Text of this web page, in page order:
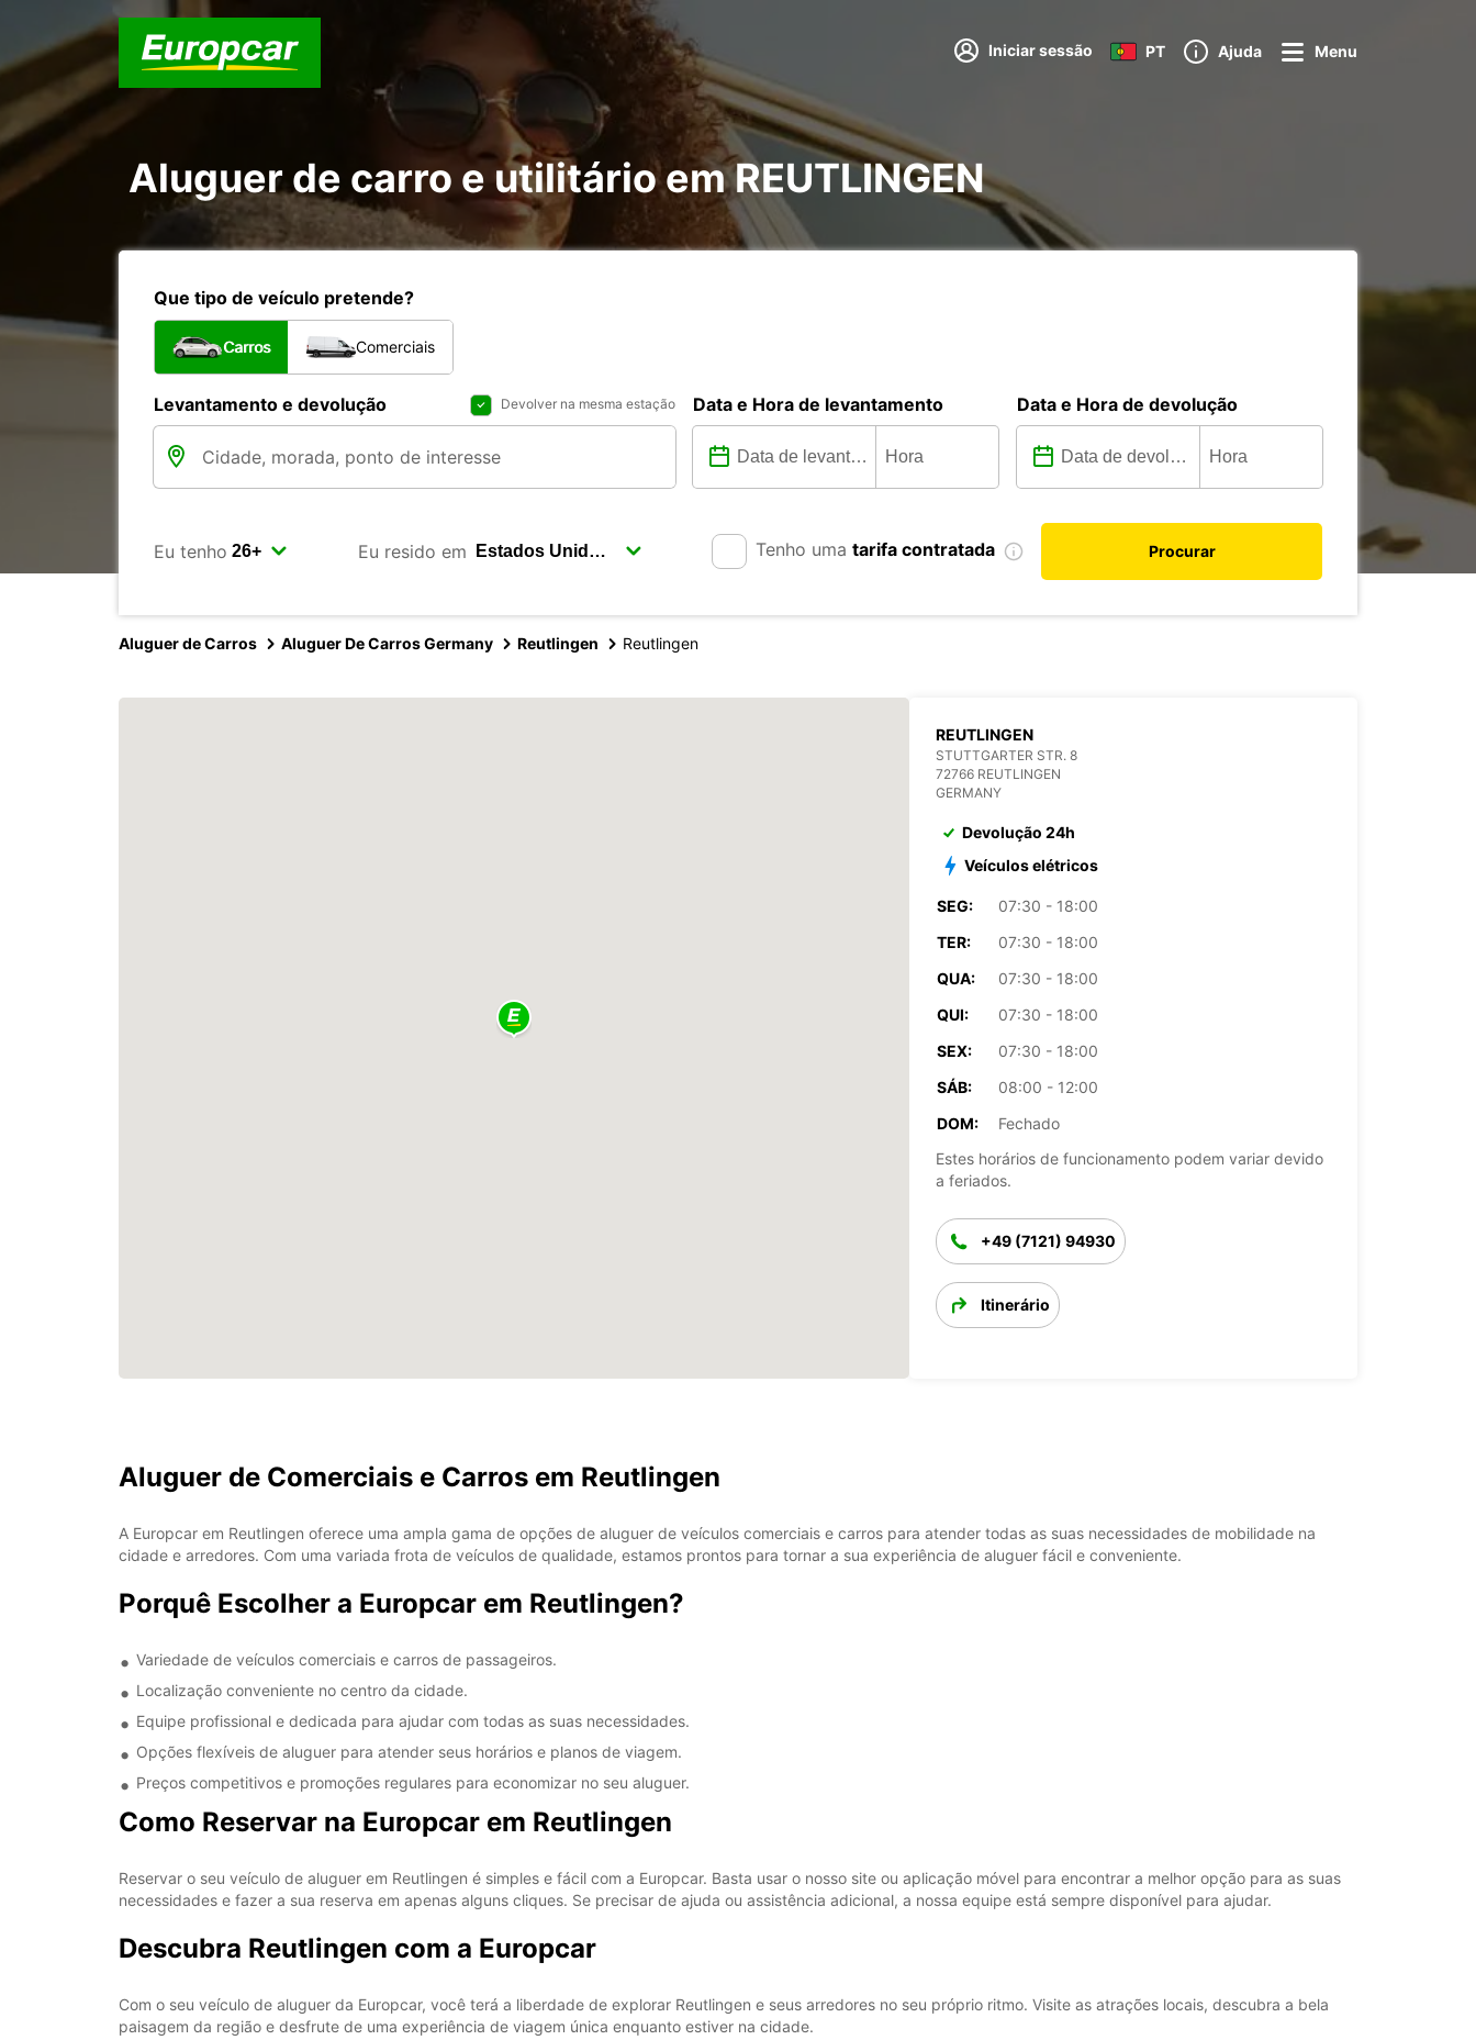
Iniciar sessão PT Ajuda Menu
Aluguer de carro e utilitário em REUTLINGEN
Que tipo de veículo pretende?
Carros Comerciais
Levantamento e devolução Devolver na mesma estação Data e Hora de levantamento Data e Hora de devolução
Eu tenho Eu resido em Tenho uma tarifa contratada Procurar
Aluguer de Carros Aluguer De Carros Germany Reutlingen Reutlingen
REUTLINGEN
STUTTGARTER STR. 8
72766 REUTLINGEN
GERMANY
Devolução 24h
Veículos elétricos
SEG:
07:30 - 18:00
TER:
07:30 - 18:00
QUA:
07:30 - 18:00
QUI:
07:30 - 18:00
SEX:
07:30 - 18:00
SÁB:
08:00 - 12:00
DOM:
Fechado
Estes horários de funcionamento podem variar devido
a feriados.
+49 (7121) 94930
Itinerário
Aluguer de Comerciais e Carros em Reutlingen
A Europcar em Reutlingen oferece uma ampla gama de opções de aluguer de veículos comerciais e carros para atender todas as suas necessidades de mobilidade na
cidade e arredores. Com uma variada frota de veículos de qualidade, estamos prontos para tornar a sua experiência de aluguer fácil e conveniente.
Porquê Escolher a Europcar em Reutlingen?
Variedade de veículos comerciais e carros de passageiros.
Localização conveniente no centro da cidade.
Equipe profissional e dedicada para ajudar com todas as suas necessidades.
Opções flexíveis de aluguer para atender seus horários e planos de viagem.
Preços competitivos e promoções regulares para economizar no seu aluguer.
Como Reservar na Europcar em Reutlingen
Reservar o seu veículo de aluguer em Reutlingen é simples e fácil com a Europcar. Basta usar o nosso site ou aplicação móvel para encontrar a melhor opção para as suas
necessidades e fazer a sua reserva em apenas alguns cliques. Se precisar de ajuda ou assistência adicional, a nossa equipe está sempre disponível para ajudar.
Descubra Reutlingen com a Europcar
Com o seu veículo de aluguer da Europcar, você terá a liberdade de explorar Reutlingen e seus arredores no seu próprio ritmo. Visite as atrações locais, descubra a bela
paisagem da região e desfrute de uma experiência de viagem única enquanto estiver na cidade.